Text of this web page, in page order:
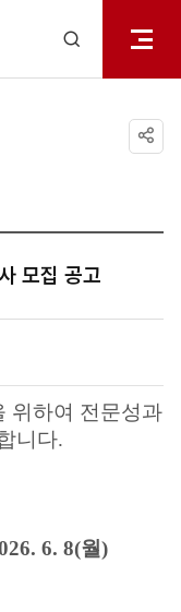
열기
모집 공고
위하여 전문성과
니다.
6. 8(월)